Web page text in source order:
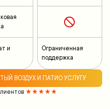
и
Ограниченная
поддержка
ВОЗДУХ И ПАТИО УСЛУГУ
★★★★★